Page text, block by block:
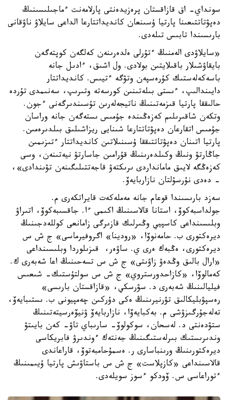
سونداي- اق قازاقستان پرەزيدەنتى پارلامەنت ءماجىلىسىنىڭ
دەپۋتاتتىعىنا پارتيا ۇسىنعان كانديداتتارعا الداعى سايلاۋ ناۋقانى
بارىسىندا تابىس تىلەدى.
«سايلاۋدى الەمنىڭ ءتۇرلى ەلدەرىنەن كەلگەن كوپتەگەن
بايقاۋشىلار باقىلايتىن بولادى. ول اشىق، ءادىل جانە
باسەكەلەستىك كۇرەسپەن وتۋگە ءتيىس. كانديداتتار
دايىندالىپ، ءىستى بىلەتىنىن كورسەتە وتىرىپ، سەنىمدى تۇردە
حالىققا پارتيا قىزمەتىنىڭ ناتيجەلەرىن تۇسىندىرگەنى ءجون.
وتكەن شاقىرىلىم كەزەڭىندە جۇمىس ىستەگەن جانە وراسان
جۇمىس اتقارعان دەپۋتاتتارعا شىنايى ريزاشىلىق بىلدىرەمىن.
پارتيا اتىنان دەپۋتاتتىققا ۇسىنىلاتىن كانديداتتار ءتىزىمىن
جاڭارتۋ ونىڭ وكىلدەرىنىڭ قۇرامىن جاسارتۋ نيەتىنەن، وسى
كەزەڭگە لايىق مامانداردى ىرىكتەۋ قاجەتتىلىگىنەن تۋىندادى»،
- دەدى نۇرسۇلتان نازاربايەۆ.
سەزد بارىسىندا قوعام جانە مەملەكەت قايراتكەرى م.
جولداسبەكوۆ، استانا قالاسىنىڭ اكىمى ءا. جاقسىبەكوۆ، اتىراۋ
وبلىسىنداعى كاسپيي وڭىرلىك قازىرگى زامانعى كوللەدجىنىڭ
ديرەكتورى ب. حامەنوۆا، «رودينا» اگروفيرماسى» ج ش س
ديرەكتورى، ەڭبەك ەرى ي. ساۋەر، قىزىلوردا وبلىسىنداعى
«ارال بالىق وڭدەۋ زاۋىتى» ج ش س تسەحىنىڭ اعا شەبەرى ك.
كەمالوۆا، «كازاحدورستروي» ج ش س سولتۇستىك- شىعىس
فيليالىنىڭ شەبەرى د. سۋرسكي، «قازاقستان بارىسى»
رەسپۋبليكالىق تۋرنيرىنىڭ ەكى دۇركىن چەمپيونى ب. ىستىبايەۆ،
تەلەجۇرگىزۋشى م. بەكبايەۆا، نازاربايەۆ ۋنيۆەرسيتەتىنىڭ
ستۋدەنتى د. لەسحان، سوكولوۆ- سارىباي تاۋ- كەن بايىتۋ
وندىرىستىك بىرلەستىگىنىڭ جەنتەك ءوندىرۋ فابريكاسى
ديرەكتورىنىڭ ورىنباسارى ر. ەسمۇحامبەتوۆ، قاراعاندى
قالاسىنداعى «كازپلاست» ج ش س باستاۋىش پارتيا ۇيىمىنىڭ
ءتوراعاسى س. ۆودكو ءسوز سويلەدى.